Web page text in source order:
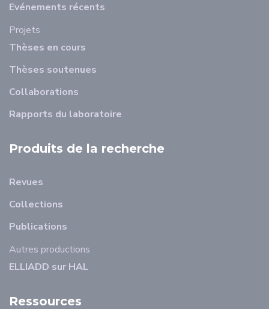
Evénements récents
Projets
Thèses en cours
Thèses soutenues
Collaborations
Rapports du laboratoire
Produits de la recherche
Revues
Collections
Publications
Autres productions
ELLIADD sur HAL
Ressources